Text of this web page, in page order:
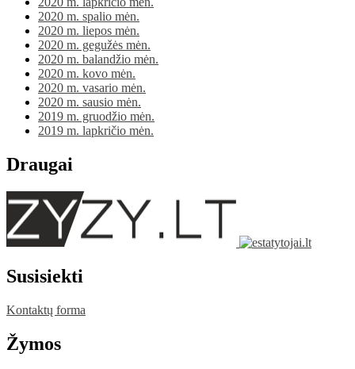
2020 m. spalio mėn.
2020 m. liepos mėn.
2020 m. gegužės mėn.
2020 m. balandžio mėn.
2020 m. kovo mėn.
2020 m. vasario mėn.
2020 m. sausio mėn.
2019 m. gruodžio mėn.
2019 m. lapkričio mėn.
Draugai
Susisiekti
Kontaktų forma
Žymos